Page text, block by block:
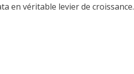
en véritable levier de croissance.